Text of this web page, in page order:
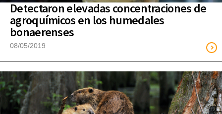
Detectaron elevadas concentraciones de
agroquímicos en los humedales
bonaerenses
08/05/2019